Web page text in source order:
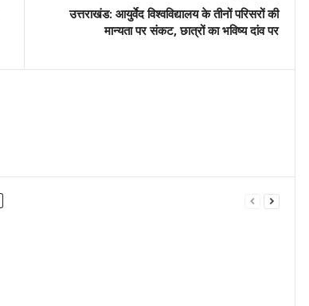
उत्तराखंड: आयुर्वेद विश्वविद्यालय के तीनों परिसरों की
मान्यता पर संकट, छात्रों का भविष्य दांव पर